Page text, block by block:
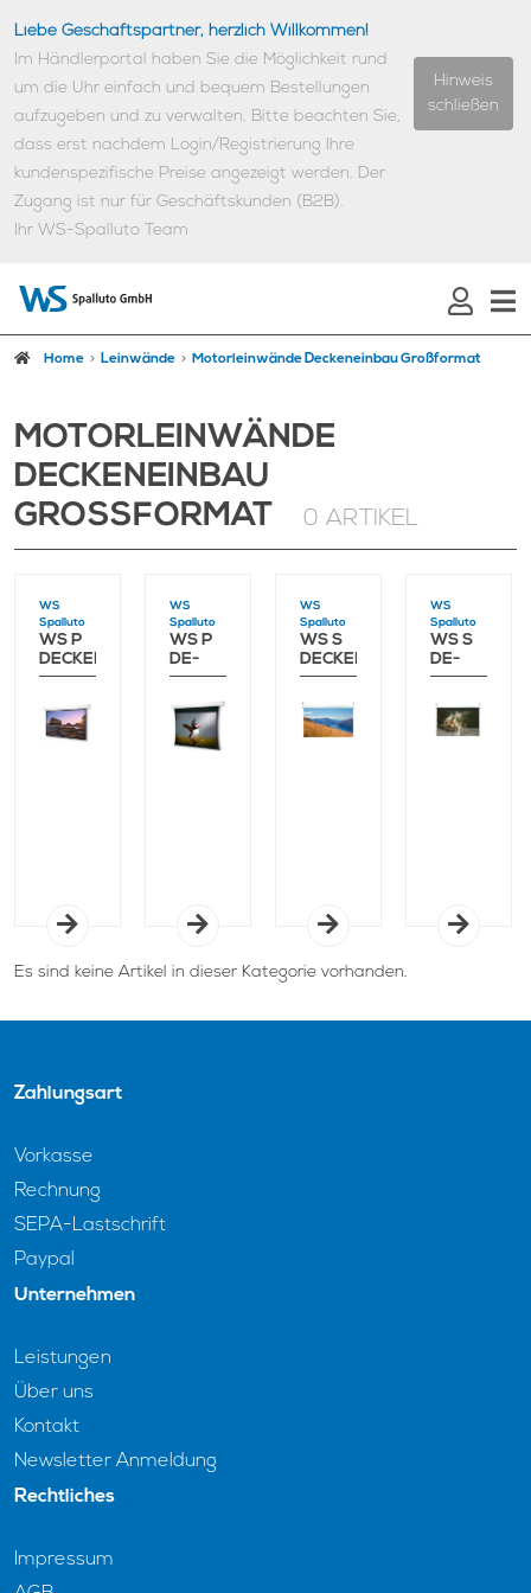
Liebe Geschäftspartner, herzlich Willkommen!
Im Händlerportal haben Sie die Möglichkeit rund
um die Uhr einfach und bequem Bestellungen
aufzugeben und zu verwalten. Bitte beachten Sie,
dass erst nachdem Login/Registrierung Ihre
kundenspezifische Preise angezeigt werden. Der
Zugang ist nur für Geschäftskunden (B2B).
Ihr WS-Spalluto Team
Hinweis
schließen
Home Leinwände Motorleinwände Deckeneinbau Großformat
MOTORLEINWÄNDE
DECKENEINBAU
GROSSFORMAT
0 ARTIKEL
WS
Spalluto
WS P
DECKENEINBAU-
LARGE
WS
Spalluto
WS P
DE-
GRANDCINEMA
LARGE
WS
Spalluto
WS S
DECKENEINBAU
EVO
WS
Spalluto
WS S
DE-
Es sind keine Artikel in dieser Kategorie vorhanden.
Zahlungsart
Vorkasse
Rechnung
SEPA-Lastschrift
Paypal
Unternehmen
Leistungen
Über uns
Kontakt
Newsletter Anmeldung
Rechtliches
Impressum